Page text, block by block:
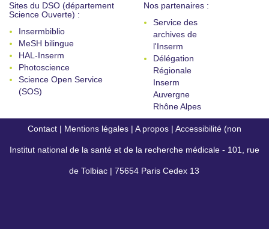
Sites du DSO (département
Science Ouverte) :
Insermbiblio
MeSH bilingue
HAL-Inserm
Photoscience
Science Open Service
(SOS)
Nos partenaires :
Service des
archives de
l'Inserm
Délégation
Régionale
Inserm
Auvergne
Rhône Alpes
Contact | Mentions légales | A propos | Accessibilité (non
conforme)
Institut national de la santé et de la recherche médicale - 101, rue
de Tolbiac | 75654 Paris Cedex 13